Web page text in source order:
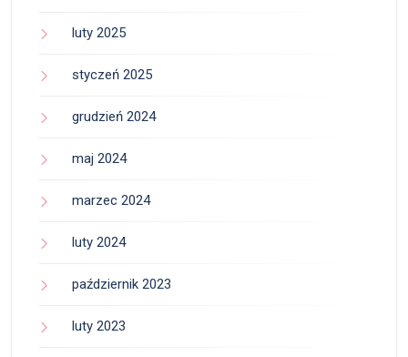
luty 2025
styczeń 2025
grudzień 2024
maj 2024
marzec 2024
luty 2024
październik 2023
luty 2023